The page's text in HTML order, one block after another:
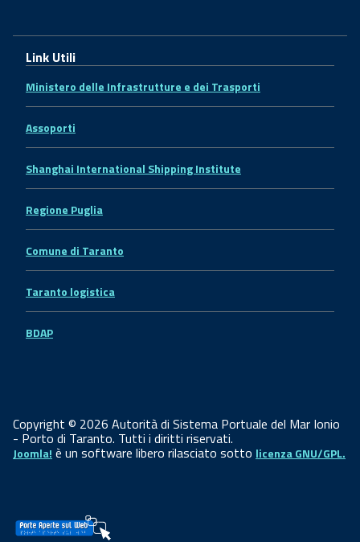
Link Utili
Ministero delle Infrastrutture e dei Trasporti
Assoporti
Shanghai International Shipping Institute
Regione Puglia
Comune di Taranto
Taranto logistica
BDAP
Copyright © 2026 Autorità di Sistema Portuale del Mar Ionio
- Porto di Taranto. Tutti i diritti riservati.
Joomla! è un software libero rilasciato sotto licenza GNU/GPL.